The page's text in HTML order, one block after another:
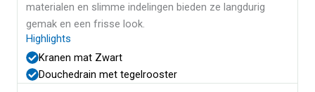
materialen en slimme indelingen bieden ze langdurig
gemak en een frisse look.
Highlights
Kranen mat Zwart
Douchedrain met tegelrooster